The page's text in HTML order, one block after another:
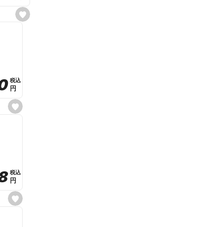
s
e
s
e
e
税込
税込
円
円
s
e
税込
税込
円
円